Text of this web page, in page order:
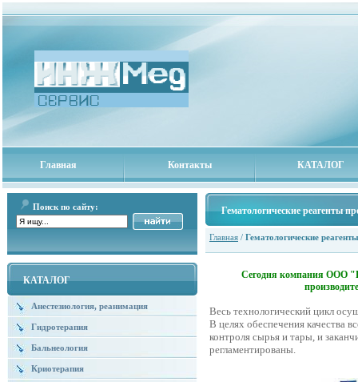
Главная Контакты КАТАЛОГ
Поиск по сайту:
КАТАЛОГ
Анестезиология, реанимация
Гидротерапия
Бальнеология
Криотерапия
Гематологические реагенты
Главная / Гематологические
Сегодня компания ООО
Весь технологический цикл
В целях обеспечения качества
контроля сырья и тары, и
регламентированы.